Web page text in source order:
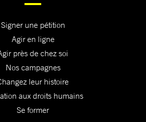
Signer une pétition
Agir en ligne
près de chez soi
Nos campagnes
leur histoire
aux droits humains
Se former